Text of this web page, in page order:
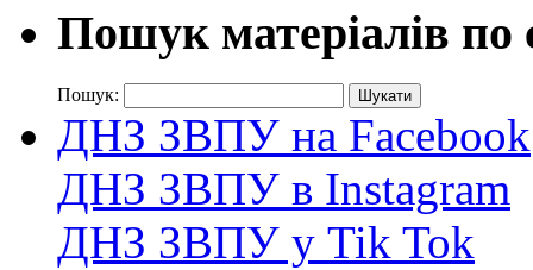
Пошук матеріалів по
Пошук:
ДНЗ ЗВПУ на Facebook
ДНЗ ЗВПУ в Instagram
ДНЗ ЗВПУ у Tik Tok